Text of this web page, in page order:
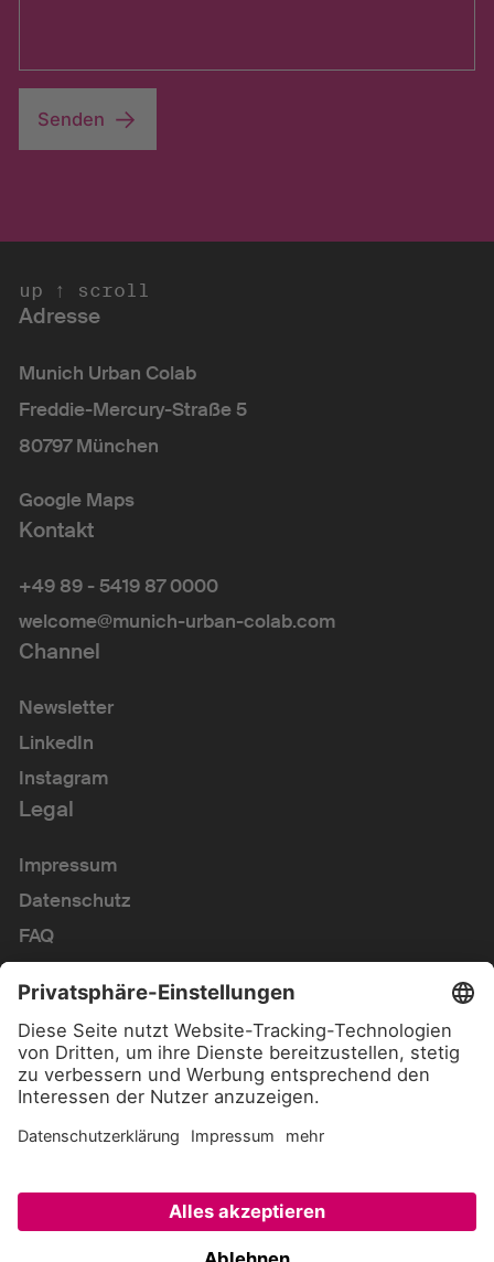
Senden
scroll up ↑
Adresse
Munich Urban Colab
Freddie-Mercury-Straße 5
80797 München
Google Maps
Kontakt
+49 89 - 5419 87 0000
welcome@munich-urban-colab.com
Channel
Newsletter
LinkedIn
Instagram
Legal
Impressum
Datenschutz
FAQ